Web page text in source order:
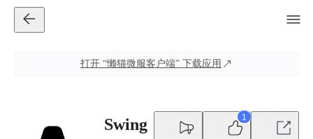
打开 “懒猫微服客户端” 下载应用
Swing
1